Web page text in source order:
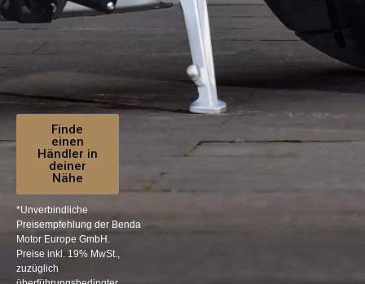
*Unverbindliche
Preisempfehlung der Benda
Motor Europe GmbH.
Preise inkl. 19% MwSt.,
zuzüglich
Finde
einen
Händler in
deiner
Nähe